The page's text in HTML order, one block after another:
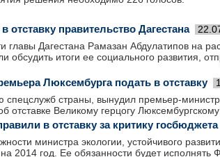
правительство Дагестана
Дагестана Рамазан Абдулатипов на
итоги ее социального развития,
Люксембурга подать в отставку
спецслужб страны, вынудил премьер-
отставке Великому герцогу Люксембургскому
в отставку за критику госбюджета
министра экологии, устойчивого
2014 год. Ее обязанности будет исполнять